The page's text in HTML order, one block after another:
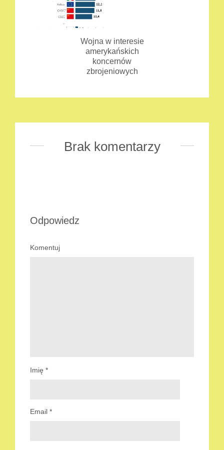
Wojna w interesie
amerykańskich
koncernów
zbrojeniowych
Brak komentarzy
Odpowiedz
Komentuj
Imię *
Email *